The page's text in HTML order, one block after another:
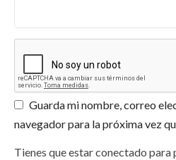
Guarda mi nombre, correo
navegador para la próxima vez
Tienes que estar conectado